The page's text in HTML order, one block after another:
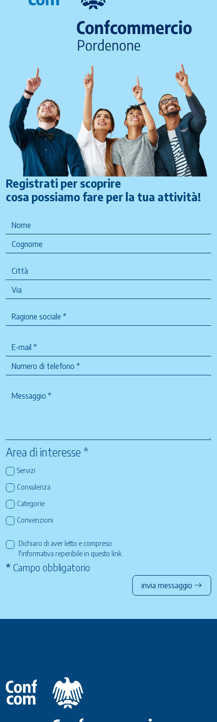
Registrati per scoprire
cosa possiamo fare per la tua attività!
Area di interesse *
Servizi
Consulenza
Categorie
Convenzioni
Dichiaro di aver letto e compreso
l'informativa reperibile in questo link
* Campo obbligatorio
invia messaggio